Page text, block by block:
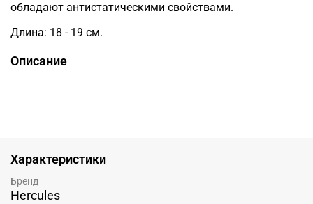
обладают антистатическими свойствами.
Длина: 18 - 19 см.
Описание
Характеристики
Бренд
Hercules